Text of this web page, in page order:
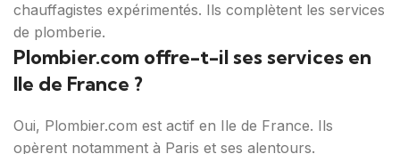
chauffagistes expérimentés. Ils complètent les services
de plomberie.
Plombier.com offre-t-il ses services en
Ile de France ?
Oui, Plombier.com est actif en Ile de France. Ils
opèrent notamment à Paris et ses alentours.